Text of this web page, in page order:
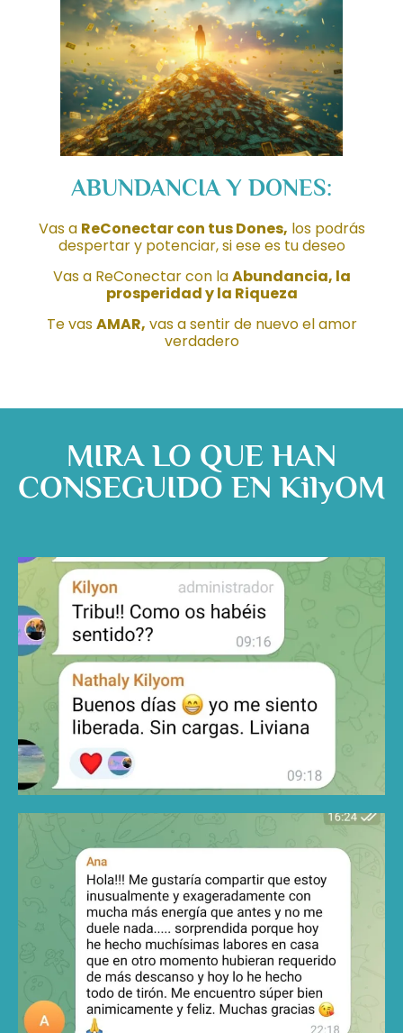
ABUNDANCIA Y DONES:
Vas a ReConectar con tus Dones, los podrás
despertar y potenciar, si ese es tu deseo
Vas a ReConectar con laAbundancia, la
prosperidad y la Riqueza
Te vasAMAR, vas a sentir de nuevo el amor
verdadero
MIRA LO QUE HAN
CONSEGUIDO EN KilyOM